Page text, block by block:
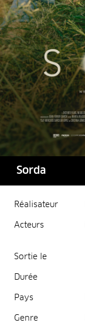
Sorda
Réalisateur
Acteurs
Sortie le
Durée
Pays
Genre